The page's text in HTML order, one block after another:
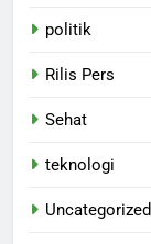
politik
Rilis Pers
Sehat
teknologi
Uncategorized